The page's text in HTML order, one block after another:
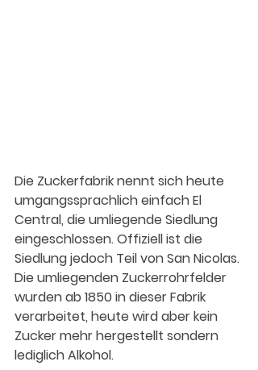
Die Zuckerfabrik nennt sich heute
umgangssprachlich einfach El
Central, die umliegende Siedlung
eingeschlossen. Offiziell ist die
Siedlung jedoch Teil von San Nicolas.
Die umliegenden Zuckerrohrfelder
wurden ab 1850 in dieser Fabrik
verarbeitet, heute wird aber kein
Zucker mehr hergestellt sondern
lediglich Alkohol.